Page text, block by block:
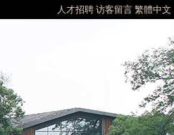
人才招聘 访客留言 繁體中文